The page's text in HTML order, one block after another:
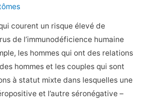
courent un risque élevé de
de l’immunodéficience humaine
les hommes qui ont des relations
hommes et les couples qui sont
à statut mixte dans lesquelles une
et l’autre séronégative –